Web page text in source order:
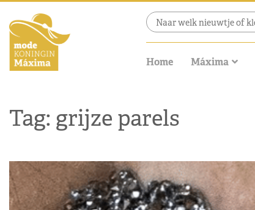
Home Máxima
Tag: grijze parels